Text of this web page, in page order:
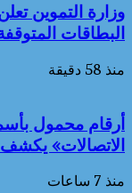
وزارة التموين
البطاقات
منذ 58 دقيقة
أرقام محمول
الاتصالات»
منذ 7 ساعات